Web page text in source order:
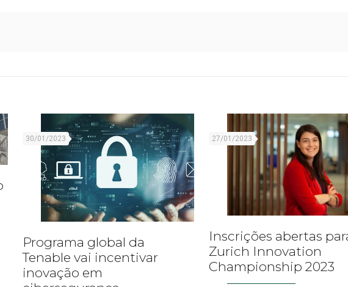
30/01/2023
Programa global da
Tenable vai incentivar
inovação em
27/01/2023
Inscrições abertas
Zurich Innovation
Championship 2023